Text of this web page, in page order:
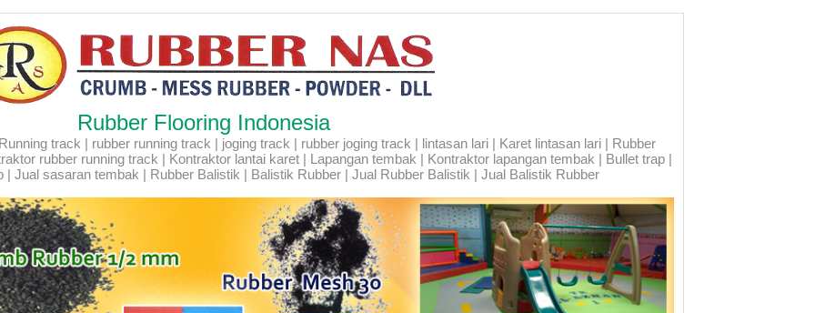
Rubber Flooring Indonesia
track | rubber running track | joging track | rubber joging track | lintasan lari | Karet lintasan lari | Rubber
rubber running track | Kontraktor lantai karet | Lapangan tembak | Kontraktor lapangan tembak | Bullet trap |
| Jual sasaran tembak | Rubber Balistik | Balistik Rubber | Jual Rubber Balistik | Jual Balistik Rubber